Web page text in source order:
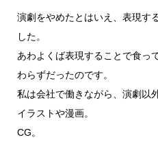
演劇をやめたとはいえ、表現す
した。
あわよくば表現することで食っ
わらずだったのです。
私は会社で働きながら、演劇以
イラストや漫画。
CG。